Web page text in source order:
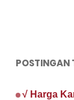
POSTINGAN
√ Harga